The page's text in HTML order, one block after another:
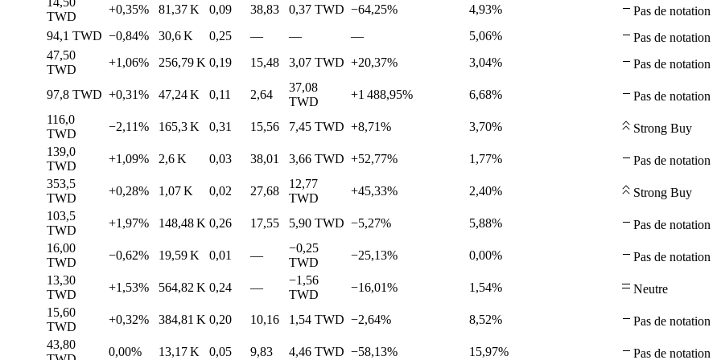
TWD
+0,35% 81,37 K 0,09 38,83 0,37 TWD −64,25% 4,93%
Pas de notation
94,1 TWD −0,84% 30,6 K 0,25 — — — 5,06%
Pas de notation
47,50
TWD
+1,06% 256,79 K 0,19 15,48 3,07 TWD +20,37% 3,04% Pas de notation
97,8 TWD +0,31% 47,24 K 0,11 2,64
37,08
TWD
+1 488,95% 6,68%
Pas de notation
116,0
TWD
−2,11% 165,3 K 0,31 15,56 7,45 TWD +8,71% 3,70%
Strong Buy
139,0
TWD
+1,09% 2,6 K 0,03 38,01 3,66 TWD +52,77% 1,77%
Pas de notation
353,5
TWD
+0,28% 1,07 K 0,02 27,68
12,77
TWD
+45,33% 2,40%
Strong Buy
103,5
TWD
+1,97% 148,48 K 0,26 17,55 5,90 TWD −5,27% 5,88%
Pas de notation
16,00
TWD
−0,62% 19,59 K 0,01 —
−0,25
TWD
−25,13% 0,00%
Pas de notation
13,30
TWD
+1,53% 564,82 K 0,24 —
−1,56
TWD
−16,01% 1,54%
Neutre
15,60
TWD
+0,32% 384,81 K 0,20 10,16 1,54 TWD −2,64% 8,52%
Pas de notation
43,80
0,00% 13,17 K 0,05 9,83 4,46 TWD −58,13% 15,97% Pas de notation